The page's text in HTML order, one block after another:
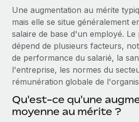
Intégrations
Rationalisez vos processus avec
SERVICES
Demandez aux experts
Recevez des conseils d’experts
l’international et la conformité
TRAVAILLONS ENSEMBLE
Partenaires stratégiques de
Intégrez les RH à l’international
Devenir partenaire
Explorez avec nous vos
Remote Build Bientôt disponible
Conseil en intégrations et
Webinaires
Événements
Salle de presse
Données sur les salaires et les
Centre de ressources
한국어
中文（简体）
Une augmentation au mérite
mais elle se situe généralement
salaire de base d'un employé.
dépend de plusieurs facteurs,
de performance du salarié, la
l'entreprise, les normes du
rémunération globale de
Qu'est-ce qu'une
moyenne au mérite ?